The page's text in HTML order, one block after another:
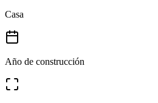
Casa
Año de construcción